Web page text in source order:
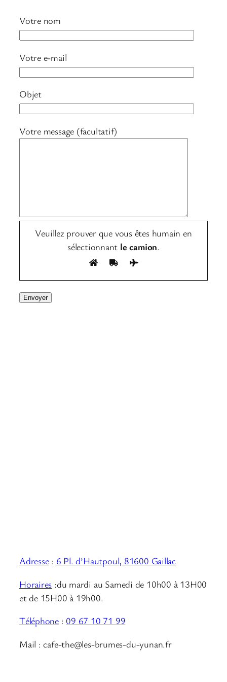
Votre nom
Votre e-mail
Objet
Votre message (facultatif)
Veuillez prouver que vous êtes humain en
sélectionnant le camion.
Adresse: 6 Pl. d’Hautpoul, 81600 Gaillac
Horaires :du mardi au Samedi de 10h00 à 13H00
et de 15H00 à 19h00.
Téléphone : 09 67 10 71 99
Mail : cafe-the@les-brumes-du-yunan.fr